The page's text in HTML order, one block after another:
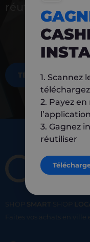
réutiliser
TÉLÉCHARGEZ
SHOP SMART SHOP
Faites vos achats en ville
1. Scannez
2. Payez
l’application
3. Gagnez
réutiliser